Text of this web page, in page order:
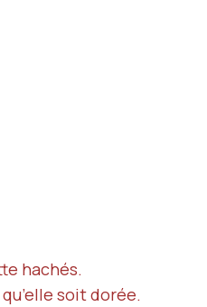
hachés.
soit dorée.